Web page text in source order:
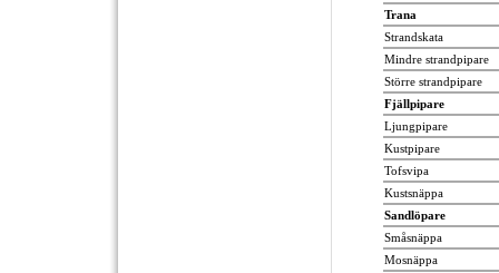
Trana
Strandskata
Mindre strandpipare
Större strandpipare
Fjällpipare
Ljungpipare
Kustpipare
Tofsvipa
Kustsnäppa
Sandlöpare
Småsnäppa
Mosnäppa